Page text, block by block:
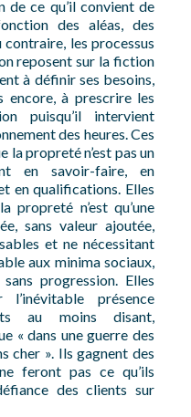
ce qu’il convient de
des aléas, des
les processus
reposent sur la fiction
à définir ses besoins,
à prescrire les
puisqu’il intervient
des heures. Ces
la propreté n’est pas un
en savoir-faire, en
en qualifications. Elles
propreté n’est qu’une
sans valeur ajoutée,
et ne nécessitant
aux minima sociaux,
progression. Elles
présence
au moins disant,
« dans une guerre des
cher ». Ils gagnent des
feront pas ce qu’ils
des clients sur